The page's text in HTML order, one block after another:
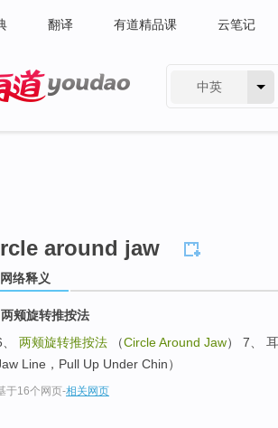
翻译 有道精品课 云笔记
中英
around jaw
网络释义
两颊旋转推按法
两颊旋转推按法 （Circle Around Jaw） 7、
Line，Pull Up Under Chin）
于16个网页-相关网页